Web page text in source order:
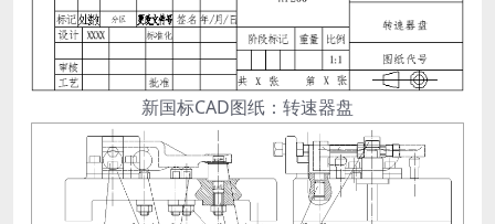
新国标CAD图纸：转速器盘